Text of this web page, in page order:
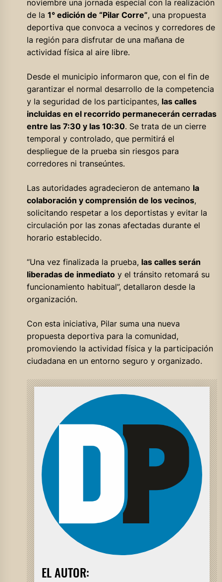
noviembre una jornada especial con la realización
de la 1° edición de “Pilar Corre”, una propuesta
deportiva que convoca a vecinos y corredores de
la región para disfrutar de una mañana de
actividad física al aire libre.
Desde el municipio informaron que, con el fin de
garantizar el normal desarrollo de la competencia
y la seguridad de los participantes, las calles
incluidas en el recorrido permanecerán cerradas
entre las 7:30 y las 10:30. Se trata de un cierre
temporal y controlado, que permitirá el
despliegue de la prueba sin riesgos para
corredores ni transeúntes.
Las autoridades agradecieron de antemano la
colaboración y comprensión de los vecinos,
solicitando respetar a los deportistas y evitar la
circulación por las zonas afectadas durante el
horario establecido.
“Una vez finalizada la prueba, las calles serán
liberadas de inmediatoy el tránsito retomará su
funcionamiento habitual”, detallaron desde la
organización.
Con esta iniciativa, Pilar suma una nueva
propuesta deportiva para la comunidad,
promoviendo la actividad física y la participación
ciudadana en un entorno seguro y organizado.
EL AUTOR: